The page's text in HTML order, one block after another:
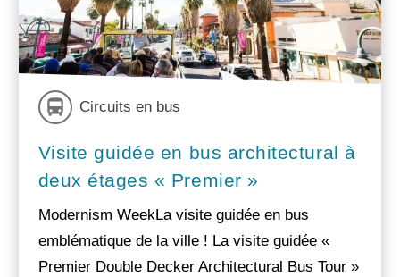
Circuits en bus
Visite guidée en bus architectural à
deux étages « Premier »
Modernism WeekLa visite guidée en bus
emblématique de la ville ! La visite guidée «
Premier Double Decker Architectural Bus Tour »